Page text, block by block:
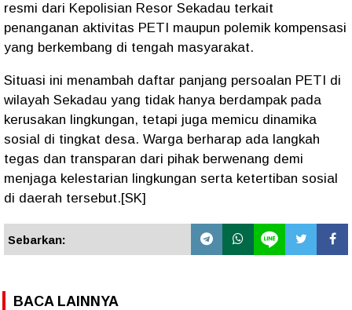
resmi dari Kepolisian Resor Sekadau terkait
penanganan aktivitas PETI maupun polemik kompensasi
yang berkembang di tengah masyarakat.
Situasi ini menambah daftar panjang persoalan PETI di
wilayah Sekadau yang tidak hanya berdampak pada
kerusakan lingkungan, tetapi juga memicu dinamika
sosial di tingkat desa. Warga berharap ada langkah
tegas dan transparan dari pihak berwenang demi
menjaga kelestarian lingkungan serta ketertiban sosial
di daerah tersebut.[SK]
Sebarkan:
BACA LAINNYA